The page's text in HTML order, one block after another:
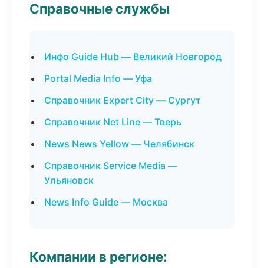
Справочные службы
Инфо Guide Hub — Великий Новгород
Portal Media Info — Уфа
Справочник Expert City — Сургут
Справочник Net Line — Тверь
News News Yellow — Челябинск
Справочник Service Media —
Ульяновск
News Info Guide — Москва
Компании в регионе: